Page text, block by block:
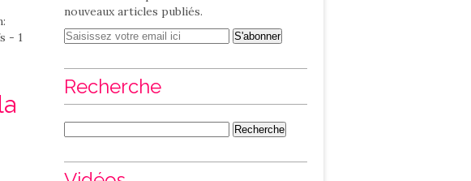
- 1
nouveaux articles publiés.
Recherche